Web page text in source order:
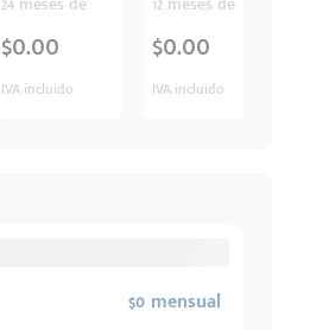
$0.00
IVA incluido
$0.00
IVA incluido
$0 mensual